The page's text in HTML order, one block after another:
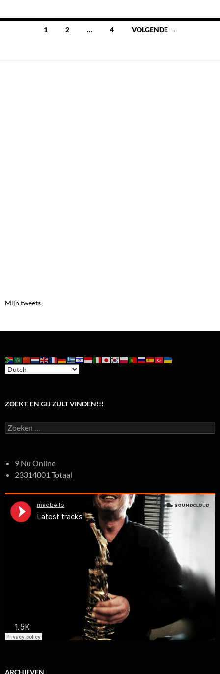
Berichten
1 2 … 4 VOLGENDE →
Mijn tweets
ZOEKT, EN GIJ ZULT VINDEN!!!
Zoeken
naar:
9 Nu Online
23314001 Totaal
ARCHIEVEN